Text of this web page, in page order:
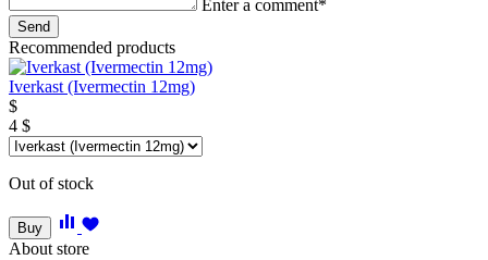
Enter a comment*
Recommended products
Iverkast (Ivermectin 12mg)
$
4 $
Out of stock
Buy
About store